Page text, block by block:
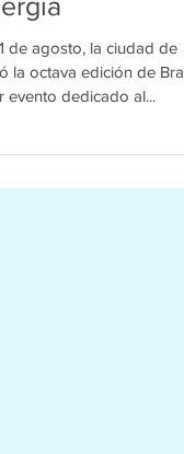
en el
dedicado al
la octava edición de
evento dedicado al...